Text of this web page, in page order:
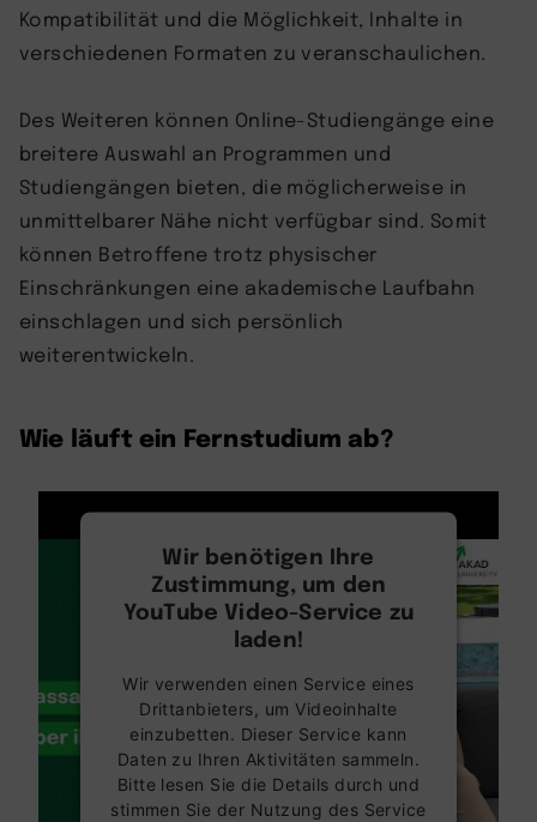
Kompatibilität und die Möglichkeit, Inhalte in
verschiedenen Formaten zu veranschaulichen.
Des Weiteren können Online-Studiengänge eine
breitere Auswahl an Programmen und
Studiengängen bieten, die möglicherweise in
unmittelbarer Nähe nicht verfügbar sind. Somit
können Betroffene trotz physischer
Einschränkungen eine akademische Laufbahn
einschlagen und sich persönlich
weiterentwickeln.
Wie läuft ein Fernstudium ab?
Wir benötigen Ihre
Zustimmung, um den
YouTube Video-Service zu
laden!
Wir verwenden einen Service eines
Drittanbieters, um Videoinhalte
einzubetten. Dieser Service kann
Daten zu Ihren Aktivitäten sammeln.
Bitte lesen Sie die Details durch und
stimmen Sie der Nutzung des Service